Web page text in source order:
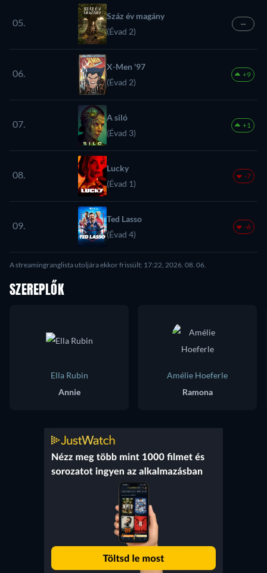
05.
Száz év magány
(Évad 2)
—
06.
X-Men '97
(Évad 2)
+9
07.
A siló
(Évad 3)
+1
08.
Lucky
(Évad 1)
-7
09.
Ted Lasso
(Évad 4)
-6
A streamingranglista utoljára ekkor frissült: 17:22, 2026. 08. 06.
SZEREPLŐK
Ella Rubin
Annie
Amélie Hoeferle
Ramona